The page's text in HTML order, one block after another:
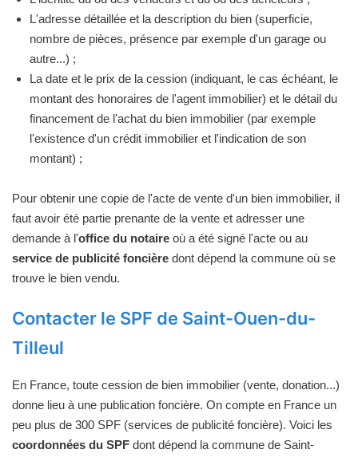
L'adresse détaillée et la description du bien (superficie,
nombre de pièces, présence par exemple d'un garage ou
autre...) ;
La date et le prix de la cession (indiquant, le cas échéant, le
montant des honoraires de l'agent immobilier) et le détail du
financement de l'achat du bien immobilier (par exemple
l'existence d'un crédit immobilier et l'indication de son
montant) ;
Pour obtenir une copie de l'acte de vente d'un bien immobilier, il
faut avoir été partie prenante de la vente et adresser une
demande à l'office du notaire où a été signé l'acte ou au
service de publicité foncière dont dépend la commune où se
trouve le bien vendu.
Contacter le SPF de Saint-Ouen-du-
Tilleul
En France, toute cession de bien immobilier (vente, donation...)
donne lieu à une publication foncière. On compte en France un
peu plus de 300 SPF (services de publicité foncière). Voici les
coordonnées du SPF dont dépend la commune de Saint-